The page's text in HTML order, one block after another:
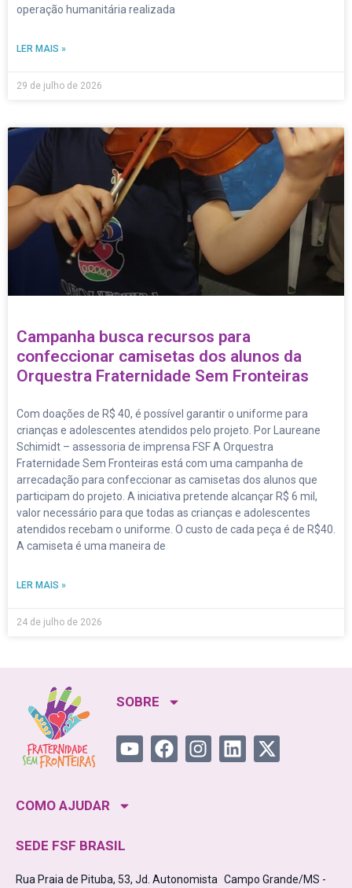
operação humanitária realizada
LER MAIS »
29 de julho de 2026
Campanha busca recursos para
confeccionar camisetas dos alunos da
Orquestra Fraternidade Sem Fronteiras
Com doações de R$ 40, é possível garantir o uniforme para
crianças e adolescentes atendidos pelo projeto. Por Laureane
Schimidt – assessoria de imprensa FSF A Orquestra
Fraternidade Sem Fronteiras está com uma campanha de
arrecadação para confeccionar as camisetas dos alunos que
participam do projeto. A iniciativa pretende alcançar R$ 6 mil,
valor necessário para que todas as crianças e adolescentes
atendidos recebam o uniforme. O custo de cada peça é de R$40.
A camiseta é uma maneira de
LER MAIS »
24 de julho de 2026
SOBRE
COMO AJUDAR
SEDE FSF BRASIL
Rua Praia de Pituba, 53, Jd. Autonomista Campo Grande/MS -